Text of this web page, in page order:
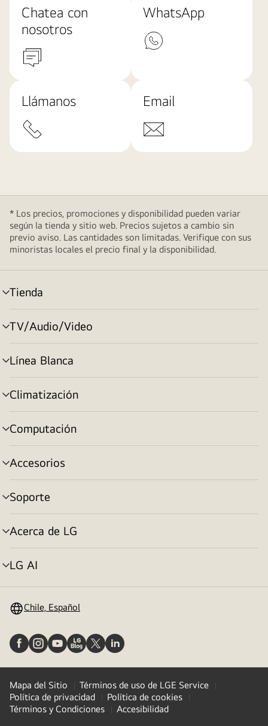
Chatea con
nosotros
WhatsApp
Llámanos Email
* Los precios, promociones y disponibilidad pueden variar
según la tienda y sitio web. Precios sujetos a cambio sin
previo aviso. Las cantidades son limitadas. Verifique con sus
minoristas locales el precio final y la disponibilidad.
Tienda
cambiar
de
menú
TV/Audio/Video
cambiar
de
menú
Línea Blanca
cambiar
de
menú
Climatización
cambiar
de
menú
Computación
cambiar
de
menú
Accesorios
cambiar
de
menú
Soporte
cambiar
de
menú
Acerca de LG
cambiar
de
menú
LG AI
cambiar
Chile, Español
Mapa del Sitio
Términos de uso de LGE Service
Política de privacidad
Política de cookies
Términos y Condiciones
Accesibilidad